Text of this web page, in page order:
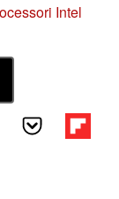
Intel